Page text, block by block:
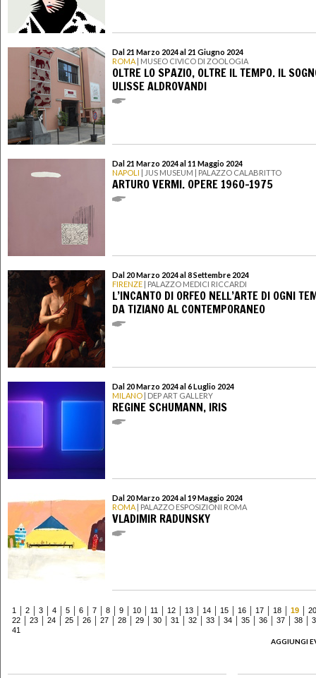
Dal 21 Marzo 2024 al 21 Giugno 2024
ROMA | MUSEO CIVICO DI ZOOLOGIA
OLTRE LO SPAZIO, OLTRE IL TEMPO. IL
ULISSE ALDROVANDI
Dal 21 Marzo 2024 al 11 Maggio 2024
NAPOLI | JUS MUSEUM | PALAZZO CALABRITTO
ARTURO VERMI. OPERE 1960-1975
Dal 20 Marzo 2024 al 8 Settembre 2024
FIRENZE | PALAZZO MEDICI RICCARDI
L’INCANTO DI ORFEO NELL’ARTE DI OGNI
DA TIZIANO AL CONTEMPORANEO
Dal 20 Marzo 2024 al 6 Luglio 2024
MILANO | DEP ART GALLERY
REGINE SCHUMANN, IRIS
Dal 20 Marzo 2024 al 19 Maggio 2024
ROMA | PALAZZO ESPOSIZIONI ROMA
VLADIMIR RADUNSKY
1 2 3 4 5 6 7 8 9 10 11 12 13 14 15 16 17 18 19
20
22
23 24 25 26 27 28 29 30 31 32 33 34 35 36 37 38
41
AGGIUNGI